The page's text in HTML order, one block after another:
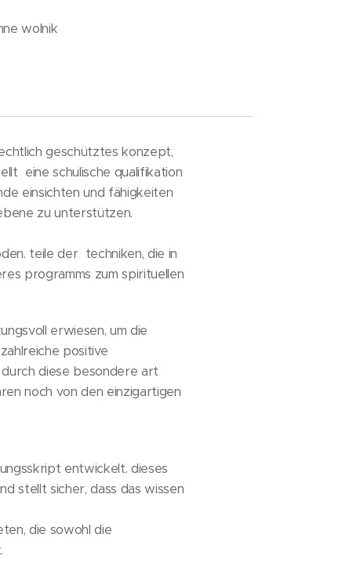
wolnik
geschütztes konzept,
eine schulische qualifikation
einsichten und fähigkeiten
zu unterstützen.
teile der techniken, die in
programms zum spirituellen
erwiesen, um die
positive
diese besondere art
noch von den einzigartigen
entwickelt. dieses
stellt sicher, dass das wissen
die sowohl die